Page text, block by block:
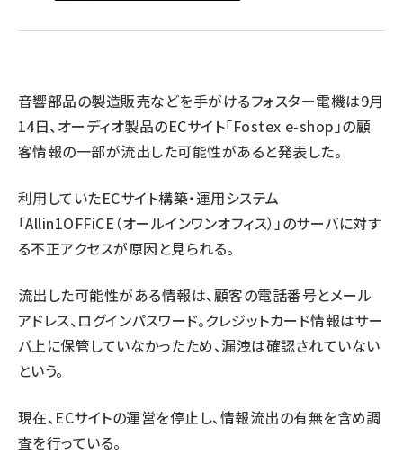
音響部品の製造販売などを手がけるフォスター電機は9月
14日、オーディオ製品のECサイト「Fostex e-shop」の顧
客情報の一部が流出した可能性があると発表した。
利用していたECサイト構築・運用システム
「Allin1OFFiCE（オールインワンオフィス）」のサーバに対す
る不正アクセスが原因と見られる。
流出した可能性がある情報は、顧客の電話番号とメール
アドレス、ログインパスワード。クレジットカード情報はサー
バ上に保管していなかったため、漏洩は確認されていない
という。
現在、ECサイトの運営を停止し、情報流出の有無を含め調
査を行っている。